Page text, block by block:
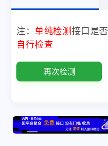
注： 单纯检测 接口是否
自行检查
再次检测